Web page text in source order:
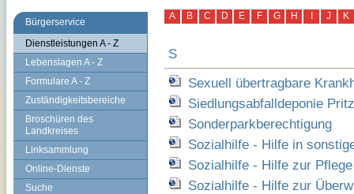
Bürgerservice
Dienstleistungen A - Z
Lebenslagen A - Z
Formulare A - Z
Zuständigkeitsbereiche
Broschüren des
Landkreises
Linksammlung
Online-Dienste
Suche
A B C D E F G H J K
S
Sexuell übertragbare
Siedlungsabfalldeponie
Sonderparkberechtigung
Sozialhilfe - Hilfe in
Sozialhilfe - Hilfe zur Pflege
Sozialhilfe - Hilfe zur